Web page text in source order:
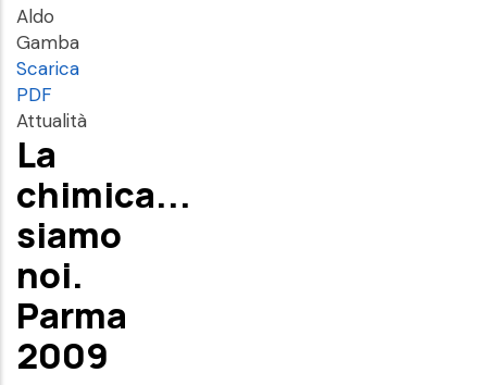
Aldo
Gamba
Scarica
PDF
Attualità
La
chimica...
siamo
noi.
Parma
2009